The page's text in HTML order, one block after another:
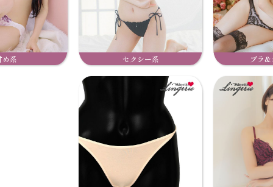
め系 セクシー系 ブラ&